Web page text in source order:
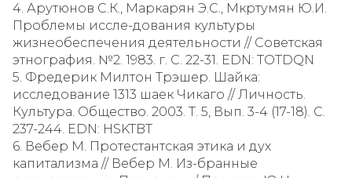
4. Арутюнов С.К., Маркарян Э.С., Мкртумян Ю.И.
Проблемы иссле-дования культуры
жизнеобеспечения деятельности // Советская
этнография. №2. 1983. г. С. 22-31. EDN: TOTDQN
5. Фредерик Милтон Трэшер. Шайка:
исследование 1313 шаек Чикаго // Личность.
Культура. Общество. 2003. Т. 5, Вып. 3-4 (17-18). С.
237-244. EDN: HSKTBT
6. Вебер М. Протестантская этика и дух
капитализма // Вебер М. Из-бранные